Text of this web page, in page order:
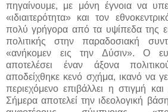
πηγαίνουμε, με μόνη έγνοια να
«ιδιαιτερότητα» και τον
πολύ γρήγορα από τα υψίπεδα της
πολιτικής στην παραδοσιακή
«ανήκομεν εις την Δύσιν». Ο
αποτελέσει έναν άξονα
αποδείχθηκε κενό σχήμα, ικανό να
περιεχόμενο επιβάλλει η στιγμή
Σήμερα αποτελεί την ιδεολογική